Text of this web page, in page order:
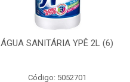
ÁGUA SANITÁRIA YPÊ 2L (6)
Código: 5052701